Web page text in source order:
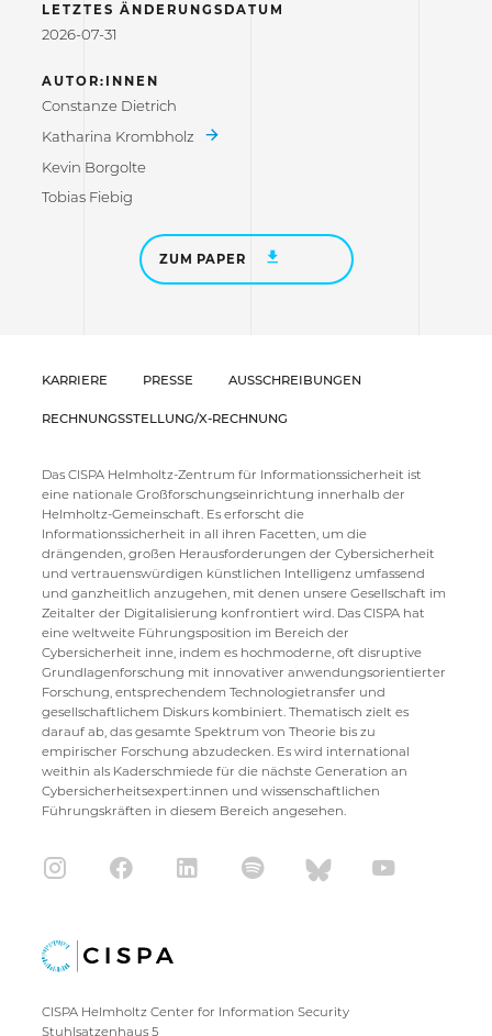
LETZTES ÄNDERUNGSDATUM
2026-07-31
AUTOR:INNEN
Constanze Dietrich
Katharina Krombholz
Kevin Borgolte
Tobias Fiebig
ZUM PAPER
KARRIERE PRESSE AUSSCHREIBUNGEN
RECHNUNGSSTELLUNG/X-RECHNUNG
Das CISPA Helmholtz-Zentrum für Informationssicherheit ist
eine nationale Großforschungseinrichtung innerhalb der
Helmholtz-Gemeinschaft. Es erforscht die
Informationssicherheit in all ihren Facetten, um die
drängenden, großen Herausforderungen der Cybersicherheit
und vertrauenswürdigen künstlichen Intelligenz umfassend
und ganzheitlich anzugehen, mit denen unsere Gesellschaft im
Zeitalter der Digitalisierung konfrontiert wird. Das CISPA hat
eine weltweite Führungsposition im Bereich der
Cybersicherheit inne, indem es hochmoderne, oft disruptive
Grundlagenforschung mit innovativer anwendungsorientierter
Forschung, entsprechendem Technologietransfer und
gesellschaftlichem Diskurs kombiniert. Thematisch zielt es
darauf ab, das gesamte Spektrum von Theorie bis zu
empirischer Forschung abzudecken. Es wird international
weithin als Kaderschmiede für die nächste Generation an
Cybersicherheitsexpert:innen und wissenschaftlichen
Führungskräften in diesem Bereich angesehen.
CISPA Helmholtz Center for Information Security
Stuhlsatzenhaus 5